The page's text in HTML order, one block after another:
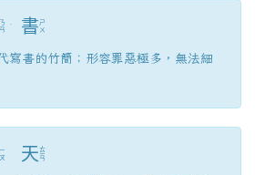
ㄋ
ㄢ
ˊ 書 ㄕ
ㄨ
寫書的竹簡；形容罪惡極多，無法細
ㄧ
ㄡ
天ㄊ
ㄧ
ㄢ